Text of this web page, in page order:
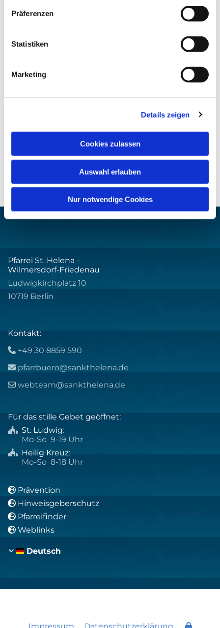
Präferenzen
Statistiken
Marketing
Details zeigen
Cookies zulassen
Auswahl erlauben
Nur notwendige Cookies
Pfarrei St. Helena –
Wilmersdorf-Friedenau
Ludwigkirchplatz 10
10719 Berlin
Kontakt:
 +49 30 8859 590
 pfarrbuero@sankthelena.de
 webteam@sankthelena.de
Für das stille Gebet geöffnet:
 St. Ludwig:
Mo-So 9-19 Uhr
 Heilig Kreuz:
Mo-So 8-18 Uhr
 Prävention
 Hinweisgeberschutz
 Pfarreifinder
 Weblinks
Deutsch
Impressum Datenschutzerklärung